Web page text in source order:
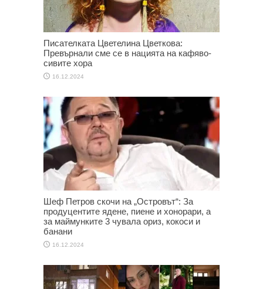
Писателката Цветелина Цветкова:
Превърнали сме се в нацията на кафяво-
сивите хора
16.12.2024
Шеф Петров скочи на „Островът“: За
продуцентите ядене, пиене и хонорари, а
за маймунките 3 чувала ориз, кокоси и
банани
16.12.2024